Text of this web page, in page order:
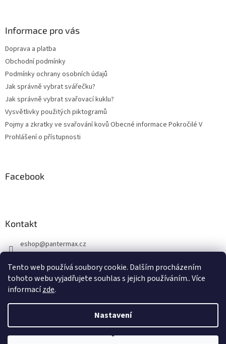
Tento web používá soubory cookie. Dalším procházením
tohoto webu vyjadřujete souhlas s jejich používáním.. Více
informacízde.
Nastavení
Informace pro vás
Doprava a platba
Obchodní podmínky
Podmínky ochrany osobních údajů
Jak správně vybrat svářečku?
Jak správně vybrat svařovací kuklu?
Vysvětlivky použitých piktogramů
Pojmy a zkratky ve svařování kovů Obecné informace Pokročilé V
Prohlášení o přístupnosti
Facebook
Kontakt
eshop@pantermax.cz
https://www.facebook.com/pantermax.cz
Vytvořil Shoptet